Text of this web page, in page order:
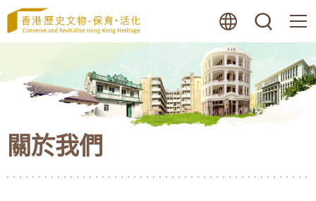
至
內
容
始
關於我們